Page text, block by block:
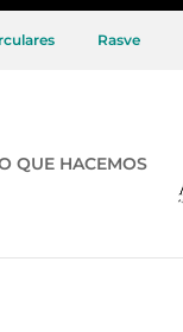
Rasve
QUE HACEMOS